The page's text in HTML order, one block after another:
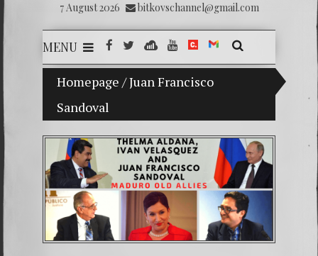
7 August 2026
bitkovschannel@gmail.com
MENU
Homepage /Juan Francisco
Sandoval
My son Vladimir Bitkov, a promising
7.